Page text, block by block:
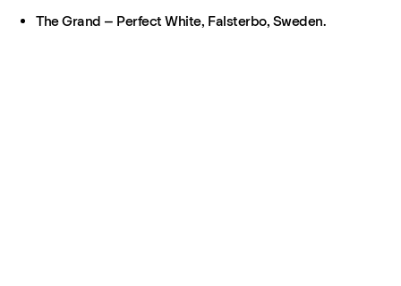
The Grand – Perfect White, Falsterbo, Sweden.